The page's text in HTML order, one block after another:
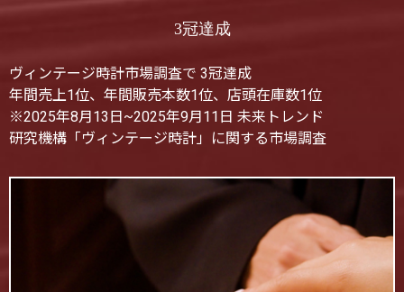
3冠達成
ヴィンテージ時計市場調査で 3冠達成
年間売上1位、年間販売本数1位、店頭在庫数1位
※2025年8月13日~2025年9月11日 未来トレンド
研究機構「ヴィンテージ時計」に関する市場調査